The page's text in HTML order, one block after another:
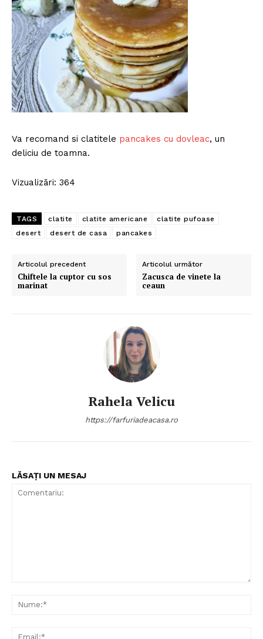
Contact
Despre mine
Va recomand si clatitele pancakes cu dovleac, un
deliciu de toamna.
Vizualizări: 364
TAGS clatite clatite americane
clatite pufoase
desert
desert de casa pancakes
Articolul precedent
Chiftele la cuptor cu sos
marinat
Articolul următor
Zacusca de vinete la
ceaun
Rahela Velicu
https://farfuriadeacasa.ro
LĂSAȚI UN MESAJ